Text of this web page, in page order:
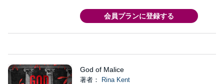
会員プランに登録する
God of Malice
著者：
Rina Kent